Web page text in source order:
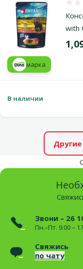
with
марка
В наличии
Звони – 26
Пн.–Пт. 9:00 –
Свяжись
по чату